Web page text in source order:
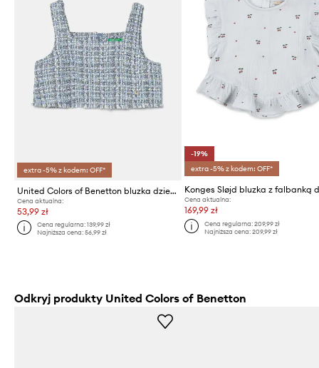
extra -5% z kodem: OFF*
United Colors of Benetton bluzka dziecięca
Cena aktualna:
53,99 zł
Cena regularna:139,99 zł
Najniższa cena:56,99 zł
-19%
extra -5% z kodem: OFF*
Cena aktualna:
169,99 zł
Cena regularna: 209,99 zł
Najniższa cena: 209,99 zł
Odkryj produkty United Colors of Benetton